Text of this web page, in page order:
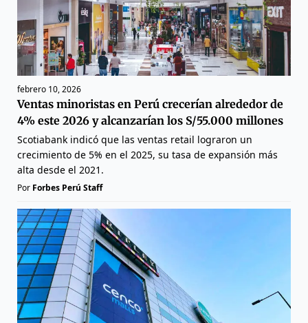
febrero 10, 2026
Ventas minoristas en Perú crecerían alrededor de
4% este 2026 y alcanzarían los S/55.000 millones
Scotiabank indicó que las ventas retail lograron un
crecimiento de 5% en el 2025, su tasa de expansión más
alta desde el 2021.
Por Forbes Perú Staff